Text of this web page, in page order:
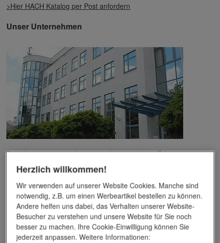
>Hier HACH Katalog per Post anfordern
Unser Unternehmen
Das Unternehmen verfügt über jahrzehntelange Erfahrung im
Dieses Wissen kommt unseren Kunden tagtäglich zugute,
insbesondere wenn es um professionellen
Werbedruck und
andere Veredelungsverfahren geht.
Unser Service
Individuelle Beratung
Herzlich willkommen!
Wir verwenden auf unserer Website Cookies. Manche sind
notwendig, z.B. um einen Werbeartikel bestellen zu können.
Andere helfen uns dabei, das Verhalten unserer Website-
Besucher zu verstehen und unsere Website für Sie noch
besser zu machen. Ihre Cookie-Einwilligung können Sie
jederzeit anpassen. Weitere Informationen: